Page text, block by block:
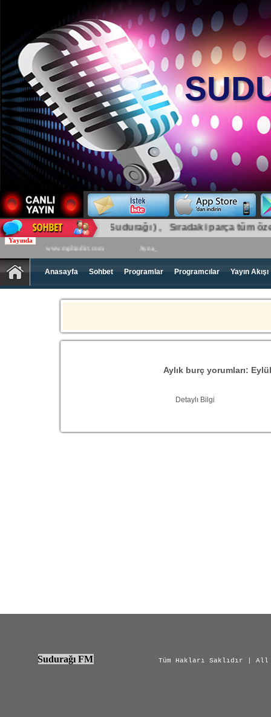
Sudurağı Olay (Sudurağı ) , Sıradaki parça tüm
Anasayfa Sohbet Programlar Programcılar Yayın Akışı
Aylık burç yorumları:
Detaylı Bilgi
Sudurağı FM Tüm Hakları Saklıdır |